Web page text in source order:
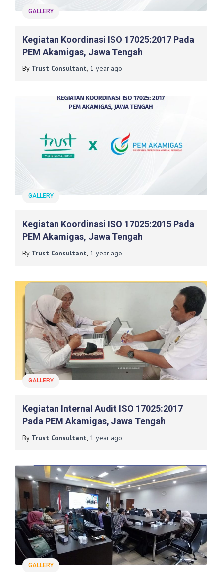
GALLERY
Kegiatan Koordinasi ISO 17025:2017 Pada
PEM Akamigas, Jawa Tengah
By Trust Consultant, 1 year ago
GALLERY
Kegiatan Koordinasi ISO 17025:2015 Pada
PEM Akamigas, Jawa Tengah
By Trust Consultant, 1 year ago
GALLERY
Kegiatan Internal Audit ISO 17025:2017
Pada PEM Akamigas, Jawa Tengah
By Trust Consultant, 1 year ago
GALLERY